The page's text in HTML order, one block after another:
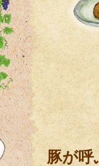
豚が